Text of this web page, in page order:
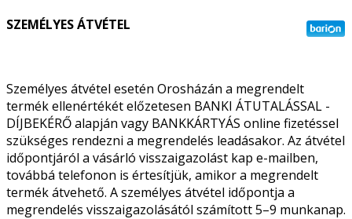
SZEMÉLYES ÁTVÉTEL
Személyes átvétel esetén Orosházán a megrendelt
termék ellenértékét előzetesen BANKI ÁTUTALÁSSAL -
DÍJBEKÉRŐ alapján vagy BANKKÁRTYÁS online fizetéssel
szükséges rendezni a megrendelés leadásakor. Az átvétel
időpontjáról a vásárló visszaigazolást kap e-mailben,
továbbá telefonon is értesítjük, amikor a megrendelt
termék átvehető. A személyes átvétel időpontja a
megrendelés visszaigazolásától számított 5–9 munkanap.